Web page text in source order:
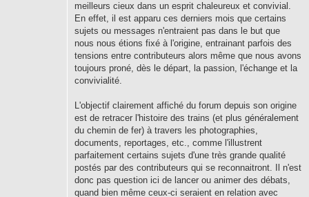
l
u
meilleurs cieux dans un esprit chaleureux et convivial.
En effet, il est apparu ces derniers mois que certains
sujets ou messages n'entraient pas dans le but que
nous nous étions fixé à l'origine, entrainant parfois des
tensions entre contributeurs alors même que nous avons
toujours proné, dès le départ, la passion, l'échange et la
convivialité.
L'objectif clairement affiché du forum depuis son origine
est de retracer l'histoire des trains (et plus généralement
du chemin de fer) à travers les photographies,
documents, reportages, etc., comme l'illustrent
parfaitement certains sujets d'une très grande qualité
postés par des contributeurs qui se reconnaitront. Il n'est
donc pas question ici de lancer ou animer des débats,
quand bien même ceux-ci seraient en relation avec